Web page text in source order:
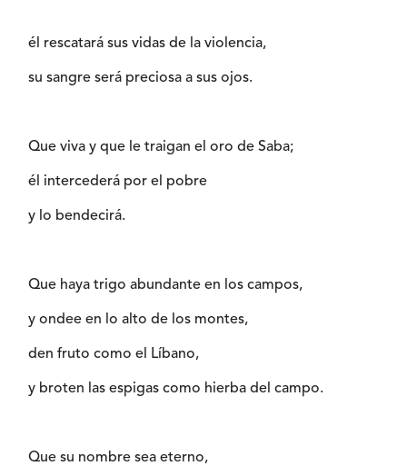
él rescatará sus vidas de la violencia,
su sangre será preciosa a sus ojos.
Que viva y que le traigan el oro de Saba;
él intercederá por el pobre
y lo bendecirá.
Que haya trigo abundante en los campos,
y ondee en lo alto de los montes,
den fruto como el Líbano,
y broten las espigas como hierba del campo.
Que su nombre sea eterno,